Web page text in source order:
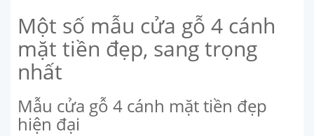
Một số mẫu cửa gỗ 4 cánh
mặt tiền đẹp, sang trọng
nhất
Mẫu cửa gỗ 4 cánh mặt tiền đẹp
hiện đại